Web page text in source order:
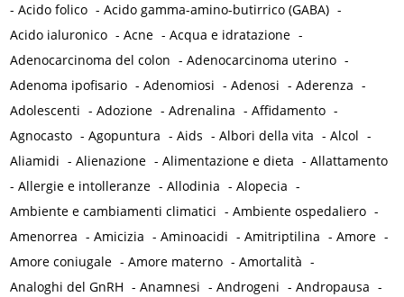
-Acido folico -Acido gamma-amino-butirrico (GABA) -
Acido ialuronico -Acne -Acqua e idratazione -
Adenocarcinoma del colon -Adenocarcinoma uterino -
Adenoma ipofisario -Adenomiosi -Adenosi -Aderenza -
Adolescenti -Adozione -Adrenalina -Affidamento -
Agnocasto -Agopuntura -Aids -Albori della vita -Alcol -
Aliamidi -Alienazione -Alimentazione e dieta -Allattamento
-Allergie e intolleranze -Allodinia -Alopecia -
Ambiente e cambiamenti climatici -Ambiente ospedaliero -
Amenorrea -Amicizia -Aminoacidi -Amitriptilina -Amore -
Amore coniugale -Amore materno -Amortalità -
Analoghi del GnRH -Anamnesi -Androgeni -Andropausa -